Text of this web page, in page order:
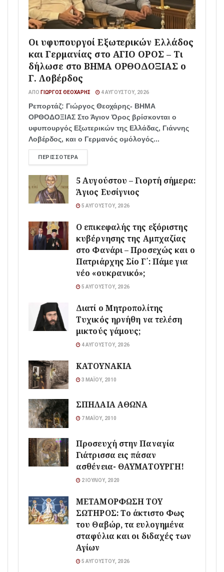
Οι υφυπουργοί Εξωτερικών Ελλάδος
και Γερμανίας στο ΑΓΙΟ ΟΡΟΣ – Τι
δήλωσε στο ΒΗΜΑ ΟΡΘΟΔΟΞΙΑΣ ο
Γ. Λοβέρδος
ΑΠΌ ΓΙΏΡΓΟΣ ΘΕΟΧΆΡΗΣ 4 ΑΥΓΟΎΣΤΟΥ, 2026
Ρεπορτάζ: Γιώργος Θεοχάρης- ΒΗΜΑ
ΟΡΘΟΔΟΞΙΑΣ Στο Άγιον Όρος βρίσκονται ο
υφυπουργός Εξωτερικών της Ελλάδας, Γιάννης
Λοβέρδος, και ο Γερμανός ομόλογός...
ΠΕΡΙΣΣΌΤΕΡΑ
5 Αυγούστου – Γιορτή σήμερα:
Άγιος Ευσίγνιος
5 ΑΥΓΟΎΣΤΟΥ, 2026
Ο επικεφαλής της εξόριστης
κυβέρνησης της Αμπχαζίας
στο Φανάρι – Προσεχώς και ο
Πατριάρχης Σίο Γ΄: Πάμε για
νέο «ουκρανικό»;
5 ΑΥΓΟΎΣΤΟΥ, 2026
Διατί ο Μητροπολίτης
Τυχικός ηρνήθη να τελέση
μικτούς γάμους;
4 ΑΥΓΟΎΣΤΟΥ, 2026
ΚΑΤΟΥΝΑΚΙΑ
3 ΜΑΪ́ΟΥ, 2010
ΣΠΗΛΑΙΑ ΑΘΩΝΑ
7 ΜΑΪ́ΟΥ, 2010
Προσευχή στην Παναγία
Γιάτρισσα εις πάσαν
ασθένεια- ΘΑΥΜΑΤΟΥΡΓΗ!
2 ΙΟΥΛΊΟΥ, 2020
ΜΕΤΑΜΟΡΦΩΣΗ ΤΟΥ
ΣΩΤΗΡΟΣ: Το άκτιστο Φως
του Θαβώρ, τα ευλογημένα
σταφύλια και οι διδαχές των
Αγίων
5 ΑΥΓΟΎΣΤΟΥ, 2026